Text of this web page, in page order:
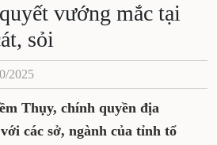
vướng mắc tại
sỏi
2025
Thụy, chính quyền địa
các sở, ngành của tỉnh tổ